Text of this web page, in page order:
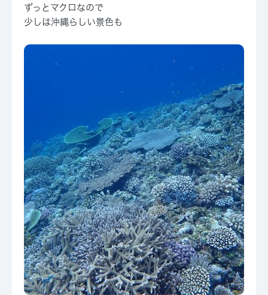
ずっとマクロなので
少しは沖縄らしい景色も